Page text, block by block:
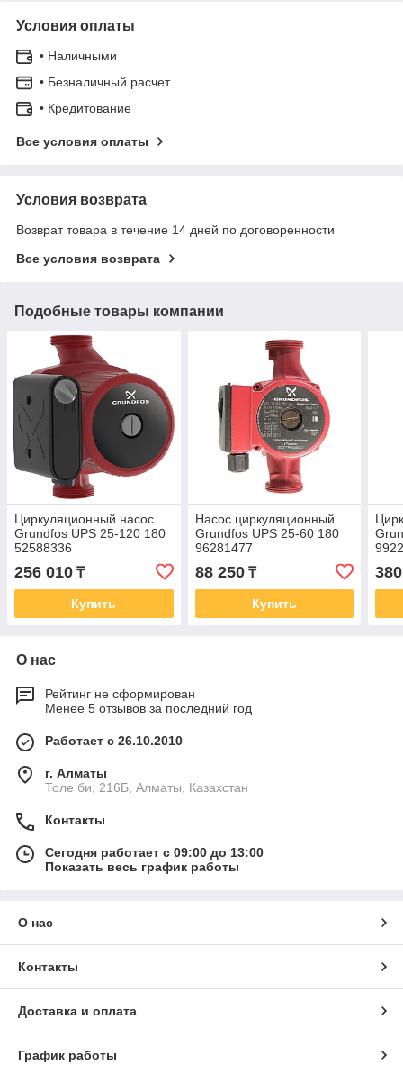
Условия оплаты
• Наличными
• Безналичный расчет
• Кредитование
Все условия оплаты
Условия возврата
Возврат товара в течение 14 дней по договоренности
Все условия возврата
Подобные товары компании
Циркуляционный насос
Grundfos UPS 25-120 180
52588336
256 010 ₸
Купить
Насос циркуляционный
Grundfos UPS 25-60 180
96281477
88 250₸
Купить
О нас
Рейтинг не сформирован
Менее 5 отзывов за последний год
Работает с 26.10.2010
г. Алматы
Толе би, 216Б, Алматы, Казахстан
Контакты
Сегодня работает с 09:00 до 13:00
Показать весь график работы
О нас
Контакты
Доставка и оплата
График работы